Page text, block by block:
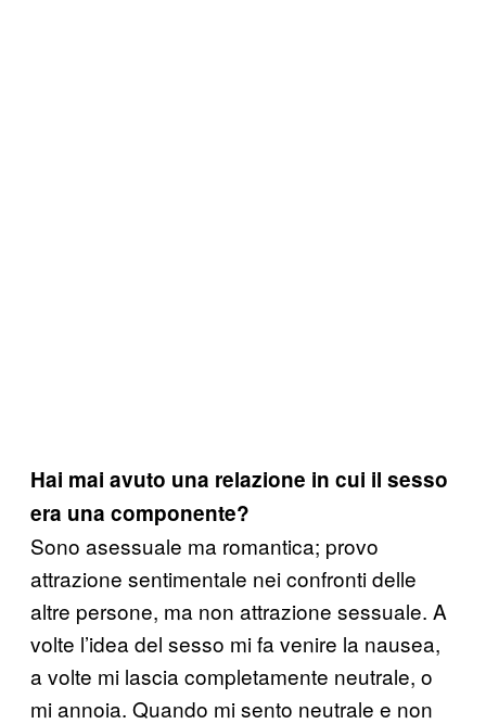
Hai mai avuto una relazione in cui il sesso
era una componente?
Sono asessuale ma romantica; provo
attrazione sentimentale nei confronti delle
altre persone, ma non attrazione sessuale. A
volte l’idea del sesso mi fa venire la nausea,
a volte mi lascia completamente neutrale, o
mi annoia. Quando mi sento neutrale e non